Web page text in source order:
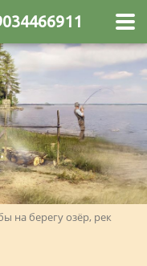
на берегу озёр, рек